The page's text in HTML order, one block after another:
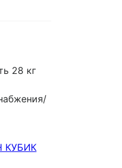
28 кг